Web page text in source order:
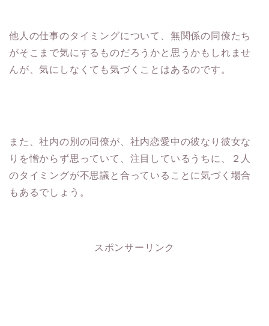
他人の仕事のタイミングについて、無関係の同僚たち
がそこまで気にするものだろうかと思うかもしれませ
んが、気にしなくても気づくことはあるのです。
また、社内の別の同僚が、社内恋愛中の彼なり彼女な
りを憎からず思っていて、注目しているうちに、２人
のタイミングが不思議と合っていることに気づく場合
もあるでしょう。
スポンサーリンク